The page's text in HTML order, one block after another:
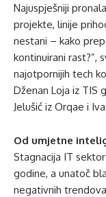
Najuspješniji
projekte, linije
nestani – kako
kontinuirani rast?”,
najotpornijih tech
Dženan Loja iz TIS
Jelušić iz Orqae i
Od umjetne
Stagnacija IT
godine, a unatoč
negativnih